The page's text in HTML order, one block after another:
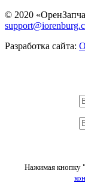
© 2020
Разработка сайта:
Нажимая кнопку